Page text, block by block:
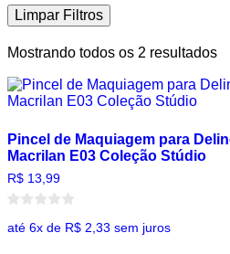
Limpar Filtros
Mostrando todos os 2 resultados
Pincel de Maquiagem para
Macrilan E03 Coleção Stúdio
R$ 13,99
até 6x de R$ 2,33 sem juros